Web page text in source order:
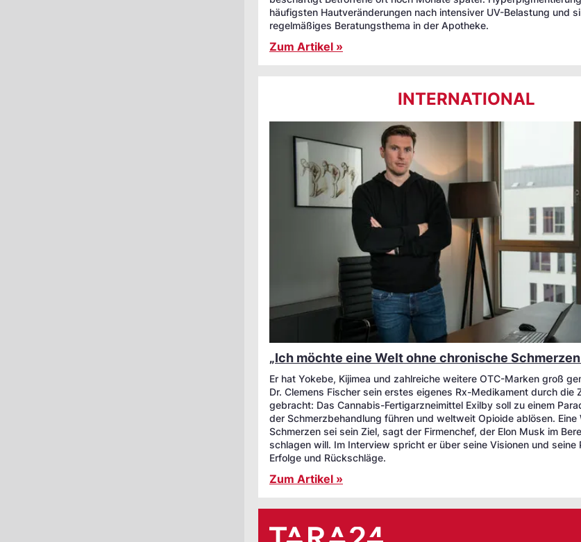
häufigsten Hautveränderungen nach intensiver UV-Belastung und
regelmäßiges Beratungsthema in der Apotheke.
Zum Artikel »
INTERNATIONAL
„Ich möchte eine Welt ohne chronische
Er hat Yokebe, Kijimea und zahlreiche weitere OTC-Marken groß
Dr. Clemens Fischer sein erstes eigenes Rx-Medikament durch die
gebracht: Das Cannabis-Fertigarzneimittel Exilby soll zu einem
der Schmerzbehandlung führen und weltweit Opioide ablösen. Eine
Schmerzen sei sein Ziel, sagt der Firmenchef, der Elon Musk im
schlagen will. Im Interview spricht er über seine Visionen und seine
Erfolge und Rückschläge.
Zum Artikel »